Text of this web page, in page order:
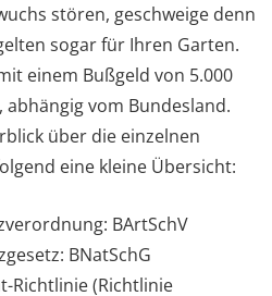
stören, geschweige denn
sogar für Ihren Garten.
einem Bußgeld von 5.000
abhängig vom Bundesland.
über die einzelnen
eine kleine Übersicht:
BArtSchV
BNatSchG
Richtlinie (Richtlinie